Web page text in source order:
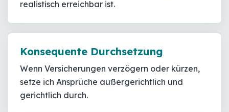
realistisch erreichbar ist.
Konsequente Durchsetzung
Wenn Versicherungen verzögern oder kürzen,
setze ich Ansprüche außergerichtlich und
gerichtlich durch.